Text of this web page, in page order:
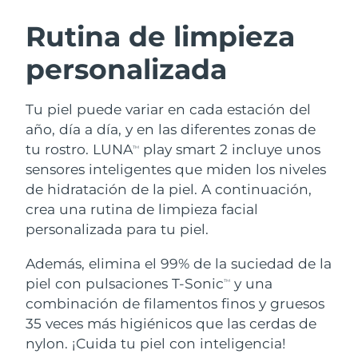
Rutina de limpieza
personalizada
Tu piel puede variar en cada estación del
año, día a día, y en las diferentes zonas de
tu rostro. LUNATM
play smart 2 incluye unos
sensores inteligentes que miden los niveles
de hidratación de la piel. A continuación,
crea una rutina de limpieza facial
personalizada para tu piel.
Además, elimina el 99% de la suciedad de la
piel con pulsaciones T-SonicTM
y una
combinación de filamentos finos y gruesos
35 veces más higiénicos que las cerdas de
nylon. ¡Cuida tu piel con inteligencia!
LUNA™ 4 pack
Anti-aging massage
LUNA™ 4 Plus
Massage, LED heating
LUNA™ 4 Men
For men, anti-aging massage
BEAR™ 2 pack
Microcurrent toning
BEAR™ 2 go
Microcurrent toning on-the-go
BEAR™ 2 eyes & lips
Microcurrent line smoothing device
Hidratación
UFO™ 3 pack
Deep facial hydration
UFO™ 3 LED
Near-infrared and red light therapy
device
Cuidado bucal
issa™ 4
Hybrid silicone sonic toothbrush
issa™ 4 plus
Smart hybrid silicone sonic toothbrush
TRATAMIENTO ANTIEDAD FAQ™
Antiedad Tratamientos LED
NEW
Austria Entrega prevista
Baréin Entrega prevista
Bélgica
Bermudas Entrega prevista 17/8/26
Bosnia y Herzegovina Entrega prevista 14/8/26
Brunéi Entrega prevista
Canadá Entrega prevista
Chile Entrega prevista15/8/26